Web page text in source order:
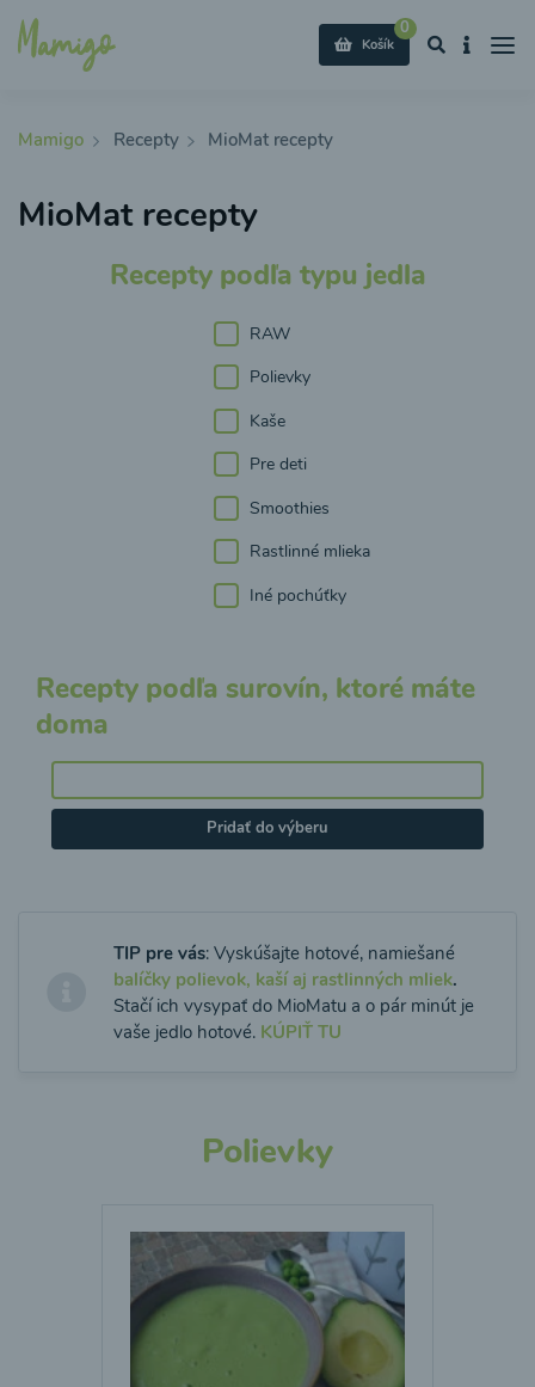
0
Košík
Mamigo Recepty MioMat recepty
MioMat recepty
Recepty podľa typu jedla
RAW
Polievky
Kaše
Pre deti
Smoothies
Rastlinné mlieka
Iné pochúťky
Recepty podľa surovín, ktoré máte
doma
Pridať do výberu
TIP pre vás: Vyskúšajte hotové, namiešané
balíčky polievok, kaší aj rastlinných mliek.
Stačí ich vysypať do MioMatu a o pár minút je
vaše jedlo hotové. KÚPIŤ TU
Polievky